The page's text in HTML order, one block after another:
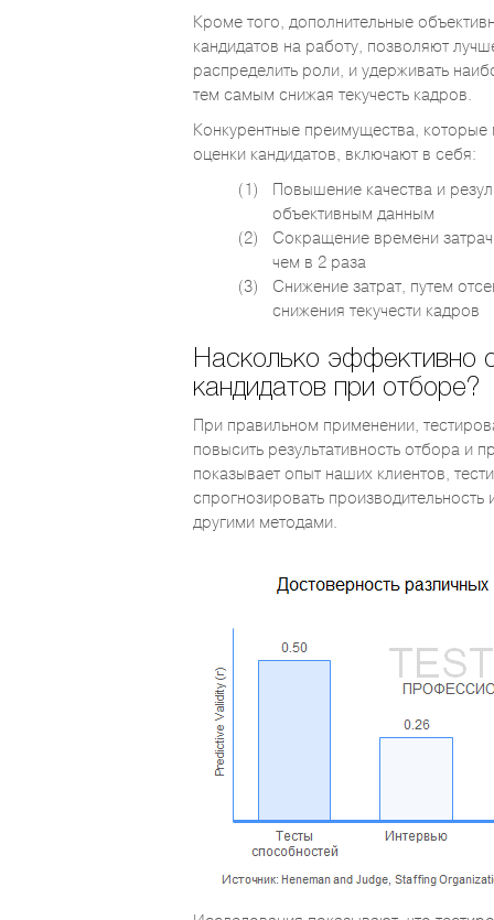
Кроме того, дополнительные
кандидатов на работу, позволяют
распределить роли, и удерживать
тем самым снижая текучесть кадров.
Конкурентные преимущества, которые
оценки кандидатов, включают в себя:
Повышение качества и
объективным данным
Сокращение времени
чем в 2 раза
Снижение затрат, путем
снижения текучести кадров
Насколько эффективно
кандидатов при отборе?
При правильном применении,
повысить результативность отбора и
показывает опыт наших клиентов,
спрогнозировать
другими методами.